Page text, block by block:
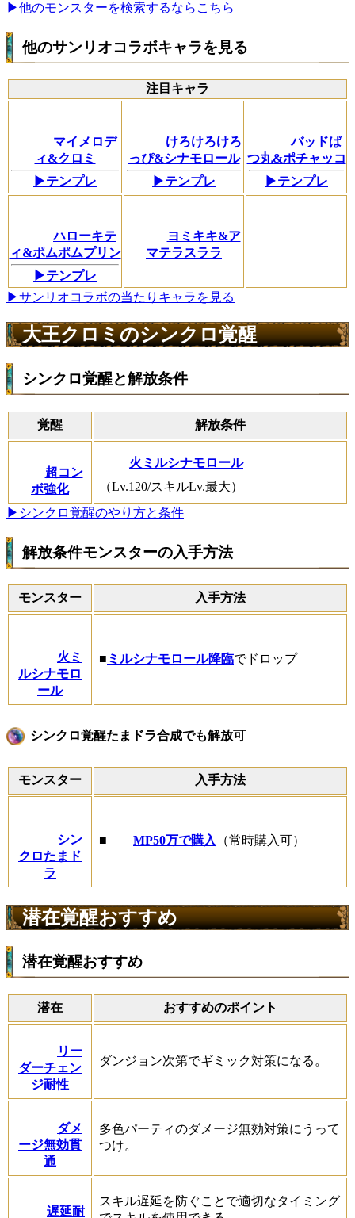
▶他のモンスターを検索するならこちら
他のサンリオコラボキャラを見る
注目キャラ
マイメロデ
ィ&クロミ
▶テンプレ
けろけろけろ
っぴ&シナモロール
▶テンプレ
バッドば
つ丸&ポチャッコ
▶テンプレ
ハローキテ
ィ&ポムポムプリン
▶テンプレ
ヨミキキ&ア
マテラスララ
▶サンリオコラボの当たりキャラを見る
大王クロミのシンクロ覚醒
シンクロ覚醒と解放条件
覚醒 解放条件
超コン
ボ強化
火ミルシナモロール
（Lv.120/スキルLv.最大）
▶シンクロ覚醒のやり方と条件
解放条件モンスターの入手方法
モンスター 入手方法
火ミ
ルシナモロ
ール
■ ミルシナモロール降臨でドロップ
シンクロ覚醒たまドラ合成でも解放可
モンスター 入手方法
シン
クロたまド
ラ
■ MP50万で購入 （常時購入可）
潜在覚醒おすすめ
潜在覚醒おすすめ
潜在 おすすめのポイント
リー
ダーチェン
ジ耐性
ダンジョン次第でギミック対策になる。
ダメ
ージ無効貫
通
多色パーティのダメージ無効対策にうって
つけ。
遅延耐
スキル遅延を防ぐことで適切なタイミング